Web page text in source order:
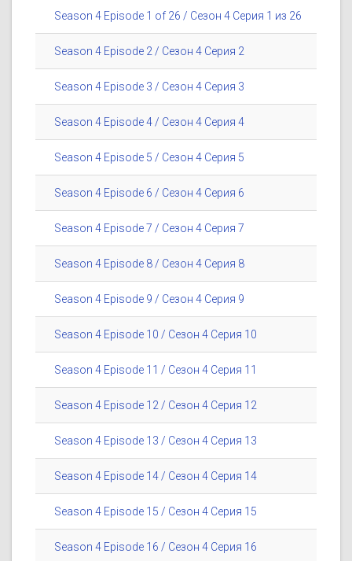
Season 4 Episode 1 of 26 / Сезон 4 Серия 1 из 26
Season 4 Episode 2 / Сезон 4 Серия 2
Season 4 Episode 3 / Сезон 4 Серия 3
Season 4 Episode 4 / Сезон 4 Серия 4
Season 4 Episode 5 / Сезон 4 Серия 5
Season 4 Episode 6 / Сезон 4 Серия 6
Season 4 Episode 7 / Сезон 4 Серия 7
Season 4 Episode 8 / Сезон 4 Серия 8
Season 4 Episode 9 / Сезон 4 Серия 9
Season 4 Episode 10 / Сезон 4 Серия 10
Season 4 Episode 11 / Сезон 4 Серия 11
Season 4 Episode 12 / Сезон 4 Серия 12
Season 4 Episode 13 / Сезон 4 Серия 13
Season 4 Episode 14 / Сезон 4 Серия 14
Season 4 Episode 15 / Сезон 4 Серия 15
Season 4 Episode 16 / Сезон 4 Серия 16